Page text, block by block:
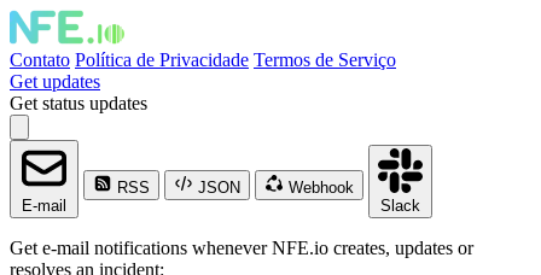
Contato Política de Privacidade Termos de Serviço
Get updates
Get status updates
E-mail
RSS JSON
Webhook
Slack
Get e-mail notifications whenever NFE.io creates, updates or
resolves an incident: